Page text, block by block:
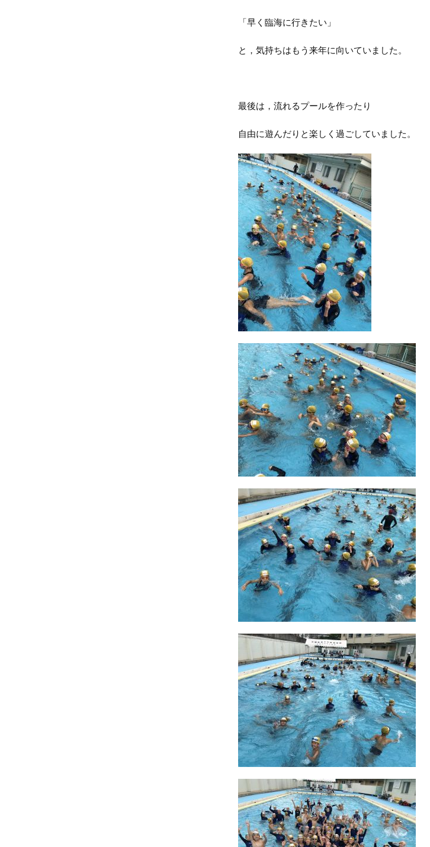
「早く臨海に行きたい」
と，気持ちはもう来年に向いていました。
最後は，流れるプールを作ったり
自由に遊んだりと楽しく過ごしていました。